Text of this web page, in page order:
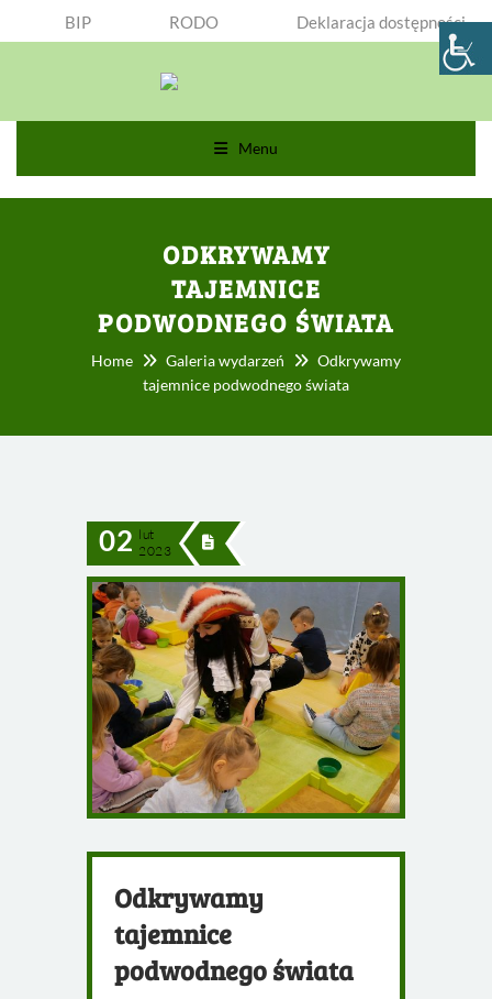
BIP RODO Deklaracja dostępności
Menu
ODKRYWAMY
TAJEMNICE
PODWODNEGO ŚWIATA
Home Galeria wydarzeń
Odkrywamy
tajemnice podwodnego świata
02 lut
2023
Odkrywamy
tajemnice
podwodnego świata